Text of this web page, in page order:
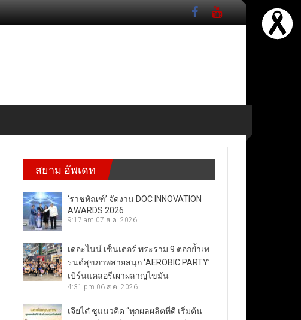
สยาม อัพเดท
‘ราชทัณฑ์’ จัดงาน DOC INNOVATION
AWARDS 2026
9:17 am 07 ส.ค. 2026
เดอะไนน์ เซ็นเตอร์ พระราม 9 ตอกย้ำเท
รนด์สุขภาพสายสนุก ‘AEROBIC PARTY’
เบิร์นแคลอรีเผาผลาญไขมัน
4:31 pm 06 ส.ค. 2026
เจียไต๋ ชูแนวคิด “ทุกผลผลิตที่ดี เริ่มต้น